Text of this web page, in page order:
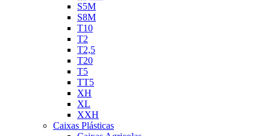
S5M
S8M
T10
T2
T2,5
T20
T5
TT5
XH
XL
XXH
Caixas Plásticas